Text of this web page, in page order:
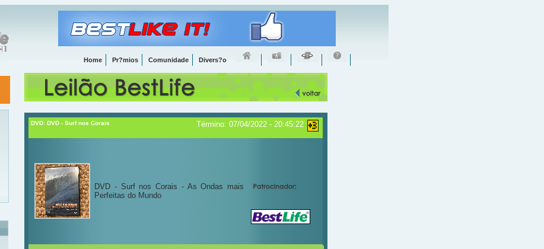
Home Pr?mios Comunidade Divers?o
DVD: DVD - Surf nos Corais Término: 07/04/2022 - 20:45:22
DVD - Surf nos Corais - As Ondas mais
Perfeitas do Mundo